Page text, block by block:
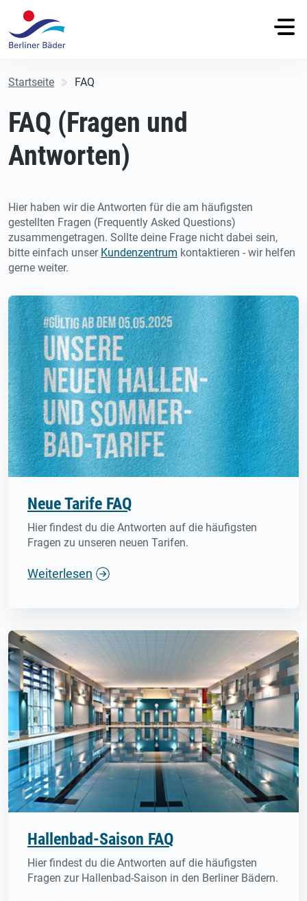
Startseite FAQ
FAQ (Fragen und
Antworten)
Hier haben wir die Antworten für die am häufigsten
gestellten Fragen (Frequently Asked Questions)
zusammengetragen. Sollte deine Frage nicht dabei sein,
bitte einfach unser Kundenzentrum kontaktieren - wir helfen
gerne weiter.
Neue Tarife FAQ
Hier findest du die Antworten auf die häufigsten
Fragen zu unseren neuen Tarifen.
Weiterlesen
Hallenbad-Saison FAQ
Hier findest du die Antworten auf die häufigsten
Fragen zur Hallenbad-Saison in den Berliner Bädern.